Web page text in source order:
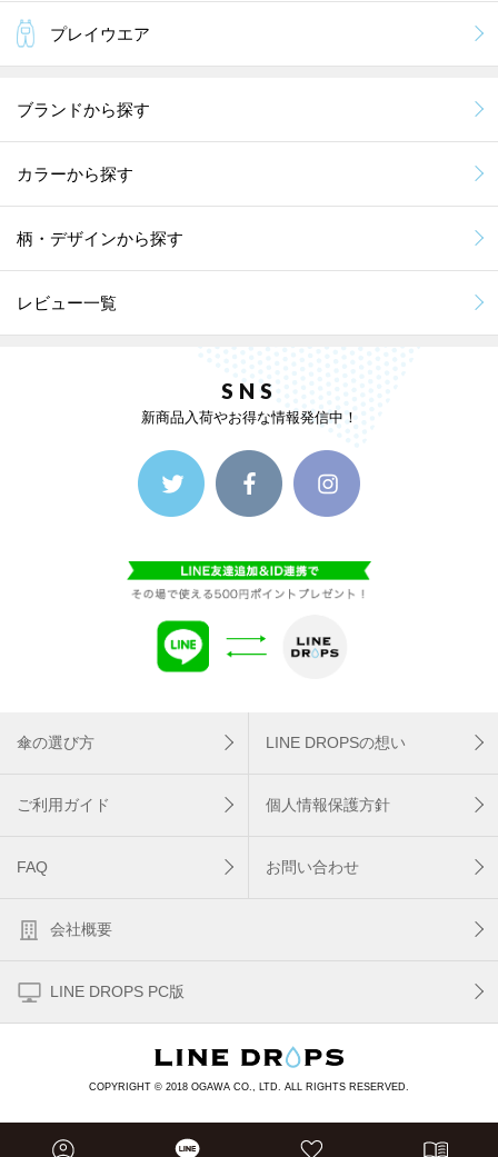
プレイウエア
ブランドから探す
カラーから探す
柄・デザインから探す
レビュー一覧
SNS
新商品入荷やお得な情報発信中！
傘の選び方 LINE DROPSの想い
ご利用ガイド 個人情報保護方針
FAQ お問い合わせ
会社概要
LINE DROPS PC版
COPYRIGHT © 2018 OGAWA CO., LTD. ALL RIGHTS RESERVED.